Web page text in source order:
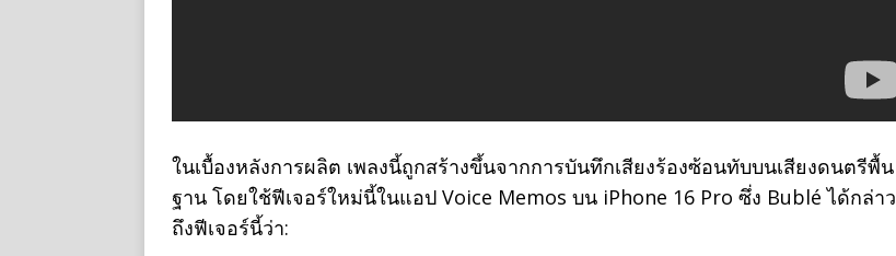
ในเบื้องหลังการผลิต เพลงนี้ถูกสร้างขึ้นจากการบันทึกเสียงร้องซ้อนทับบนเสียงดนตรีพื้น
ฐาน โดยใช้ฟีเจอร์ใหม่นี้ในแอป Voice Memos บน iPhone 16 Pro ซึ่ง Bublé ได้กล่าว
ถึงฟีเจอร์นี้ว่า: